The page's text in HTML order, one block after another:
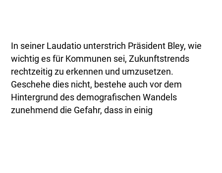
In seiner Laudatio unterstrich Präsident Bley, wie
wichtig es für Kommunen sei, Zukunftstrends
rechtzeitig zu erkennen und umzusetzen.
Geschehe dies nicht, bestehe auch vor dem
Hintergrund des demografischen Wandels
zunehmend die Gefahr, dass in einig